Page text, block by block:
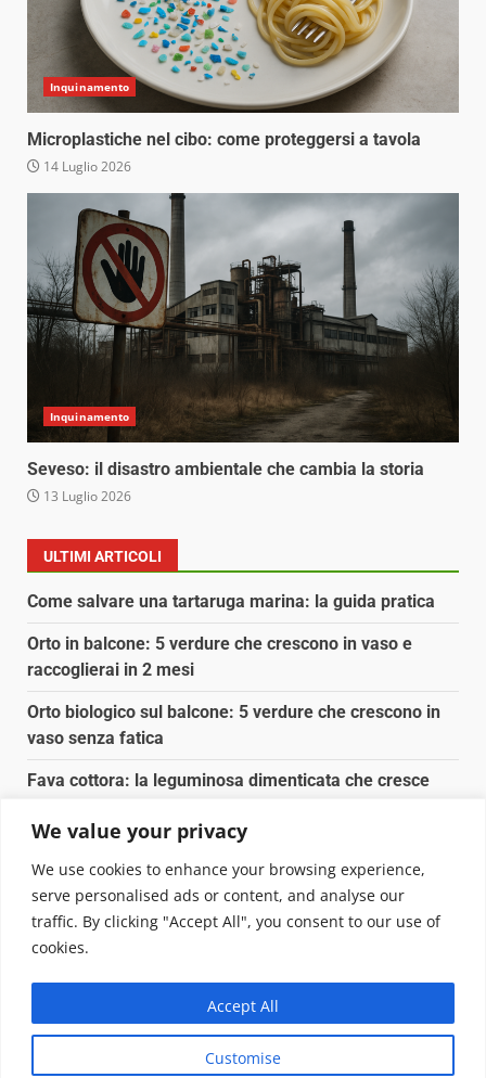
We value your privacy
We use cookies to enhance your browsing experience,
serve personalised ads or content, and analyse our
traffic. By clicking "Accept All", you consent to our use of
cookies.
Customise
Accept All
Inquinamento
Microplastiche nel cibo: come proteggersi a tavola
14 Luglio 2026
Inquinamento
Seveso: il disastro ambientale che cambia la storia
13 Luglio 2026
ULTIMI ARTICOLI
Come salvare una tartaruga marina: la guida pratica
Orto in balcone: 5 verdure che crescono in vaso e
raccoglierai in 2 mesi
Orto biologico sul balcone: 5 verdure che crescono in
vaso senza fatica
Fava cottora: la leguminosa dimenticata che cresce
Orto e giardino: calendario di semina agosto-
settembre 2026
Copyright © 2025 Biopianeta.it proprietà di Jws Media
Questo blog non è una testata giornalistica, in quanto
viene aggiornato senza alcuna periodicità. Non può
pertanto considerarsi un prodotto editoriale ai sensi
della legge n. 62 del 07.03.2001|DarkNewsvon AF